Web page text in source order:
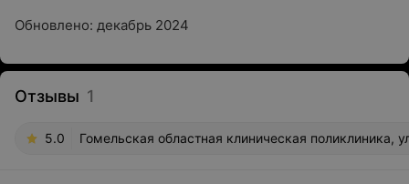
Обновлено: декабрь 2024
Отзывы 1
5.0 Гомельская областная клиническая поликлиника,